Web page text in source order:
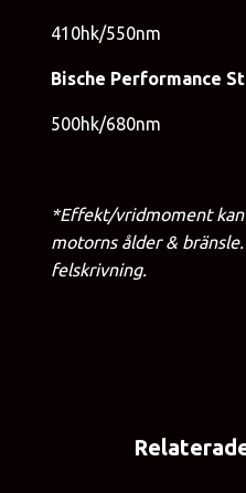
410hk/550nm
Bische Performance
500hk/680nm
*Effekt/vridmoment
motorns ålder &
felskrivning.